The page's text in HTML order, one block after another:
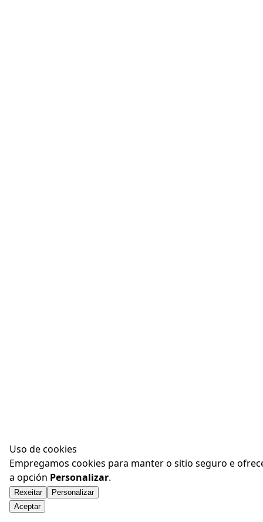
Uso de cookies
Empregamos cookies para manter o sitio seguro e
a opción Personalizar.
Rexeitar
Personalizar
Aceptar